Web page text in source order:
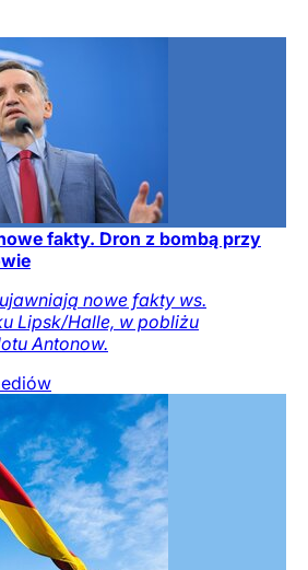
fakty. Dron z bombą przy
nowe fakty ws.
Lipsk/Halle, w pobliżu
Antonow.